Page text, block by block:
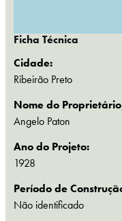
Ficha Técnica
Cidade:
Ribeirão Preto
Nome do
Angelo Paton
Ano do Projeto:
1928
Período de
Não identificado